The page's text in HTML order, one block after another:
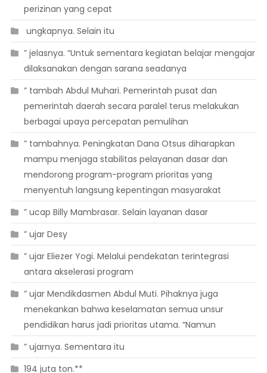
perizinan yang cepat
 ungkapnya. Selain itu
” jelasnya. “Untuk sementara kegiatan belajar mengajar
dilaksanakan dengan sarana seadanya
” tambah Abdul Muhari. Pemerintah pusat dan
pemerintah daerah secara paralel terus melakukan
berbagai upaya percepatan pemulihan
” tambahnya. Peningkatan Dana Otsus diharapkan
mampu menjaga stabilitas pelayanan dasar dan
mendorong program-program prioritas yang
menyentuh langsung kepentingan masyarakat
” ucap Billy Mambrasar. Selain layanan dasar
” ujar Desy
” ujar Eliezer Yogi. Melalui pendekatan terintegrasi
antara akselerasi program
” ujar Mendikdasmen Abdul Muti. Pihaknya juga
menekankan bahwa keselamatan semua unsur
pendidikan harus jadi prioritas utama. “Namun
” ujarnya. Sementara itu
194 juta ton.**